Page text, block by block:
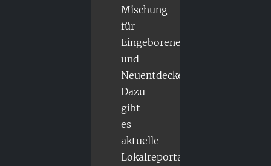
Mischung
für
Eingeborene
und
Neuentdecker.
Dazu
gibt
es
aktuelle
Lokalreportagen,